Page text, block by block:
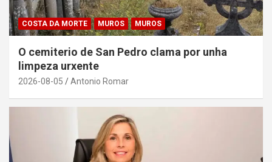
COSTA DA MORTE MUROS MUROS
O cemiterio de San Pedro clama por unha
limpeza urxente
2026-08-05 Antonio Romar